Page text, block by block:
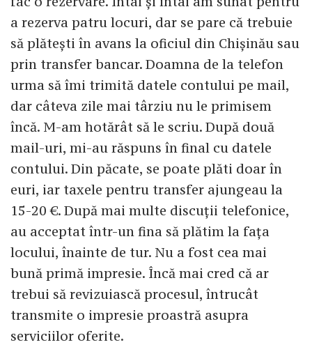
a rezerva patru locuri, dar se pare că trebuie
să plătești în avans la oficiul din Chișinău sau
prin transfer bancar. Doamna de la telefon
urma să îmi trimită datele contului pe mail,
dar câteva zile mai târziu nu le primisem
încă. M-am hotărât să le scriu. După două
mail-uri, mi-au răspuns în final cu datele
contului. Din păcate, se poate plăti doar în
euri, iar taxele pentru transfer ajungeau la
15-20 €. După mai multe discuții telefonice,
au acceptat într-un fina să plătim la fața
locului, înainte de tur. Nu a fost cea mai
bună primă impresie. Încă mai cred că ar
trebui să revizuiască procesul, întrucât
transmite o impresie proastră asupra
serviciilor oferite.